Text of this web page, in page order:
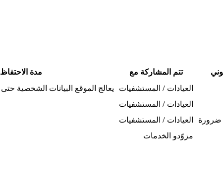
تتم المشاركة مع مدة الاحتفاظ
العيادات / المستشفيات
يعالج الموقع البيانات الشخصية
العيادات / المستشفيات
ضرورة
العيادات / المستشفيات
مزوّدو الخدمات